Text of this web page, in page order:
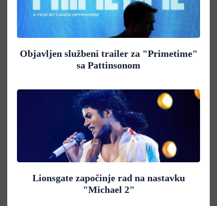
Objavljen službeni trailer za "Primetime"
sa Pattinsonom
Lionsgate započinje rad na nastavku
"Michael 2"